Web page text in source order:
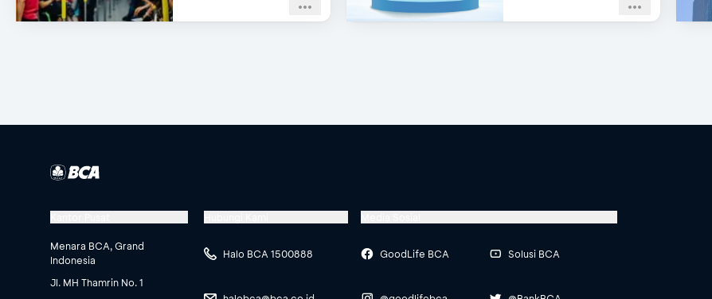
Menara BCA, Grand
Indonesia
Jl. MH Thamrin No. 1
Halo BCA 1500888 GoodLife BCA Solusi BCA